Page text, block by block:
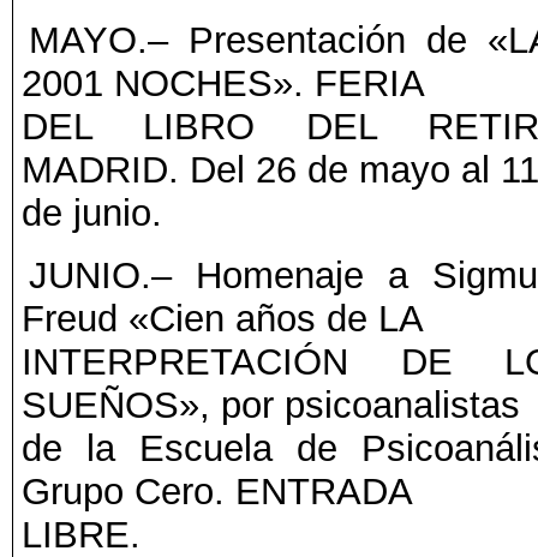
MAYO.– Presentación de
2001 NOCHES». FERIA
DEL LIBRO DEL
MADRID. Del 26 de mayo al 11
de junio.
JUNIO.– Homenaje a
Freud «Cien años de LA
INTERPRETACIÓN DE
SUEÑOS», por psicoanalistas
de la Escuela de
Grupo Cero. ENTRADA
LIBRE.